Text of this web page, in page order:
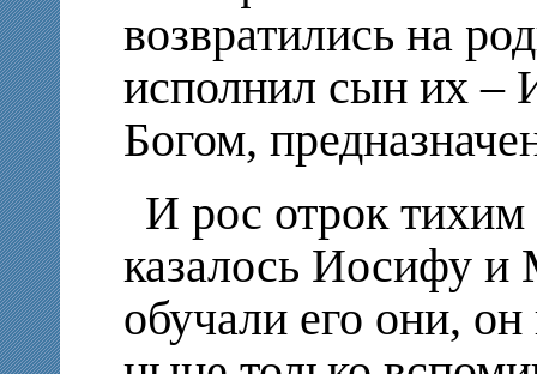
возвратились на
исполнил сын их –
Богом,
И рос отрок
казалось Иосифу и
обучали его они,